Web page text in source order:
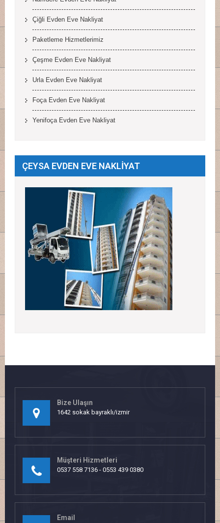
Çiğli Evden Eve Nakliyat
Paketleme Hizmetlerimiz
Çeşme Evden Eve Nakliyat
Urla Evden Eve Nakliyat
Foça Evden Eve Nakliyat
Yenifoça Evden Eve Nakliyat
ÇEYSA EVDEN EVE NAKLİYAT
Bize Ulaşın
1642 sokak bayraklı/izmir
Müşteri Hizmetleri
0537 558 7136 - 0553 439 0380
Email